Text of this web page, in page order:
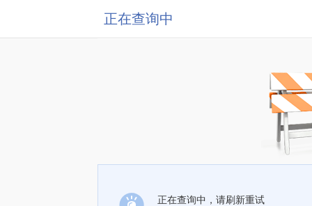
正在查询中
正在查询中，请刷新重试